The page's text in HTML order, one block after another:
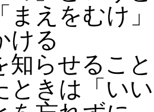
まえをむけ
ける
知らせるこ
ときは「い